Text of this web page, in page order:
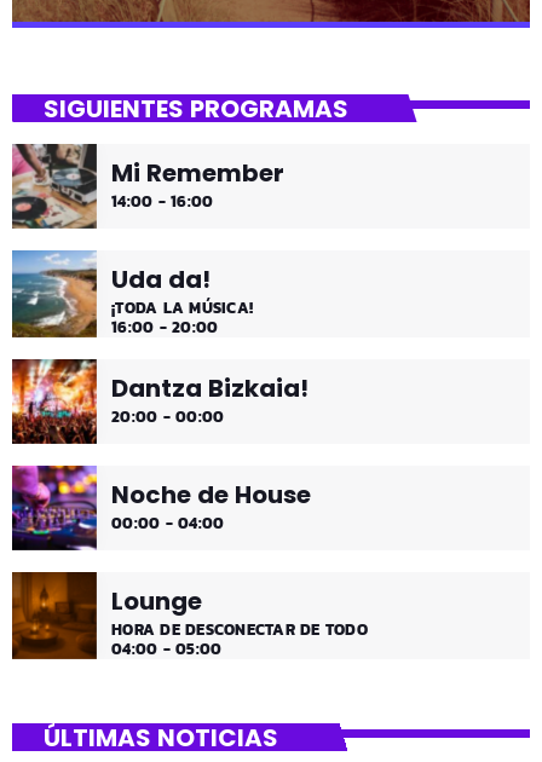
¡Es fin de semana!
¡Música y más música los fines de semana!
SIGUIENTES PROGRAMAS
Mi Remember
14:00 - 16:00
Uda da!
¡TODA LA MÚSICA!
16:00 - 20:00
Dantza Bizkaia!
20:00 - 00:00
Noche de House
00:00 - 04:00
Lounge
HORA DE DESCONECTAR DE TODO
04:00 - 05:00
ÚLTIMAS NOTICIAS